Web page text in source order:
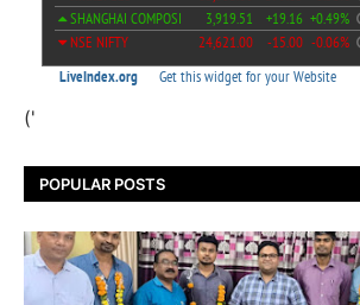
('
POPULAR POSTS